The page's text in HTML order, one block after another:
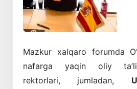
Mazkur xalqaro forumda
nafarga yaqin oliy
rektorlari, jumladan,